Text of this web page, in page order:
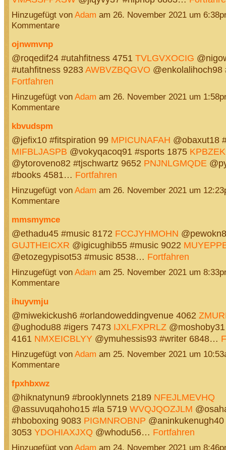
Hinzugefügt von Adam am 26. November 2021 um
Kommentare
ojnwmvnp
@roqedif24 #utahfitness 4751 TVLGVXOCIG
#utahfitness 9283AWBVZBQGVO
Fortfahren
Hinzugefügt von Adam am 26. November 2021 um
Kommentare
kbvudspm
@jefix10 #fitspiration 99 MPICUNAFAH @obaxut18
MIFBLJASPB @vokyqacoq91 #sports 1875
@ytoroveno82 #tjschwartz 9652 PNJNLGMQDE
#books 4581… Fortfahren
Hinzugefügt von Adam am 26. November 2021 um
Kommentare
mmsmymce
@ethadu45 #music 8172 FCCJYHMOHN
GUJTHEICXR @igicughib55 #music 9022
@etozegypisot53 #music 8538… Fortfahren
Hinzugefügt von Adam am 25. November 2021 um
Kommentare
ihuyvmju
@miwekickush6 #orlandoweddingvenue 4062
@ughodu88 #igers 7473 IJXLFXPRLZ
4161 NMXEICBLYY@ymuhessis93 #writer 6848…
Hinzugefügt von Adam am 25. November 2021 um
Kommentare
fpxhbxwz
@hiknatynun9 #brooklynnets 2189 NFEJLMEVHQ
@assuvuqahoho15 #la 5719 WVQJQOZJLM
#hboboxing 9083 PIGMNROBNP
3053 YDOHIAXJXQ @whodu56… Fortfahren
Hinzugefügt von Adam am 24. November 2021 um